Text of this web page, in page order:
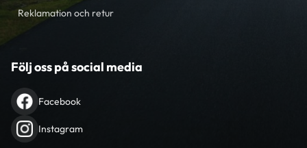
Reklamation och retur
Följ oss på social media
Facebook
Instagram